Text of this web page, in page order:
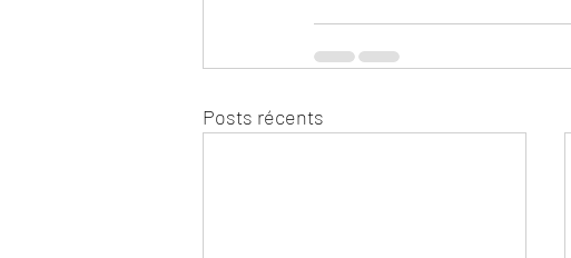
Posts récents